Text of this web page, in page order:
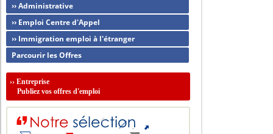
›› Administrative
›› Emploi Centre d'Appel
›› Immigration emploi à l'étranger
Parcourir les Offres
››Entreprise
Publiez vos offres d'emploi